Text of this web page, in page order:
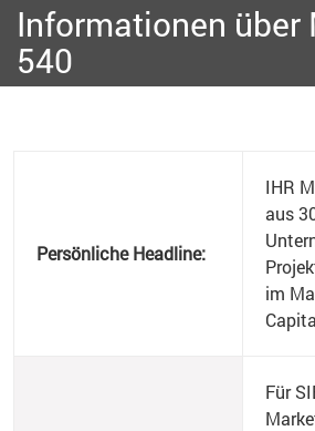
Informationen über
540
Persönliche Headline:
IHR
aus
im
Für